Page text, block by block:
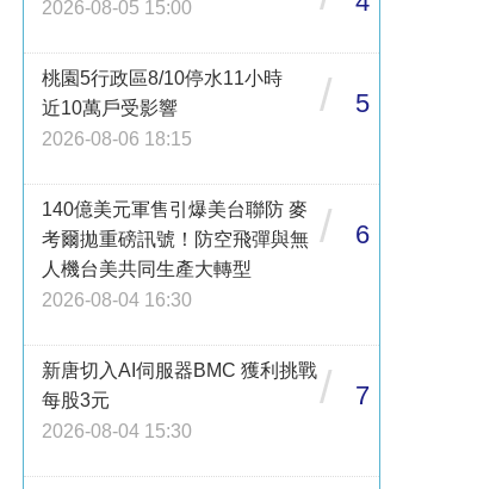
2026-08-05 15:00
桃園5行政區8/10停水11小時
近10萬戶受影響
2026-08-06 18:15
/ 5
140億美元軍售引爆美台聯防 麥
考爾拋重磅訊號！防空飛彈與無
人機台美共同生產大轉型
2026-08-04 16:30
/ 6
新唐切入AI伺服器BMC 獲利挑戰
每股3元
2026-08-04 15:30
/ 7